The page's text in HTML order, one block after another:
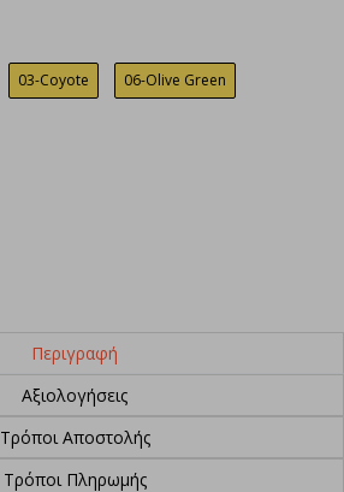
03-Coyote 06-Olive Green
Περιγραφή
Αξιολογήσεις
Τρόποι Αποστολής
Τρόποι Πληρωμής